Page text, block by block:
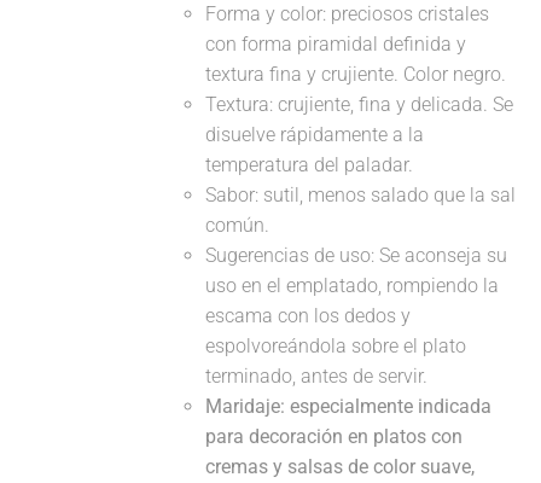
Forma y color: preciosos cristales
con forma piramidal definida y
textura fina y crujiente. Color negro.
Textura: crujiente, fina y delicada. Se
disuelve rápidamente a la
temperatura del paladar.
Sabor: sutil, menos salado que la sal
común.
Sugerencias de uso: Se aconseja su
uso en el emplatado, rompiendo la
escama con los dedos y
espolvoreándola sobre el plato
terminado, antes de servir.
Maridaje: especialmente indicada
para decoración en platos con
cremas y salsas de color suave,